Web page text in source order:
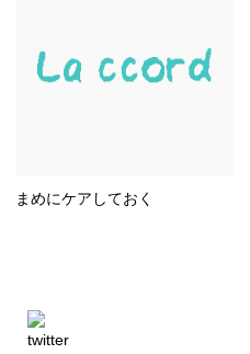
まめにケアしておく